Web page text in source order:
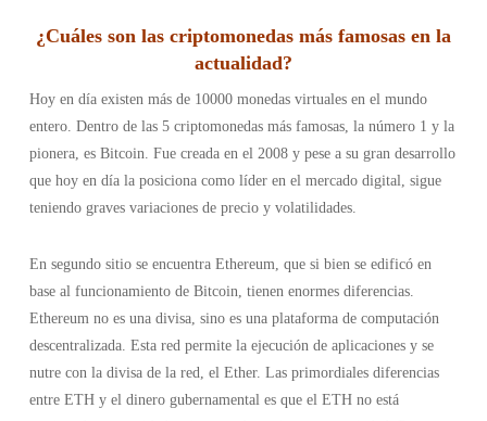
¿Cuáles son las criptomonedas más famosas en la
actualidad?
Hoy en día existen más de 10000 monedas virtuales en el mundo
entero. Dentro de las 5 criptomonedas más famosas, la número 1 y la
pionera, es Bitcoin. Fue creada en el 2008 y pese a su gran desarrollo
que hoy en día la posiciona como líder en el mercado digital, sigue
teniendo graves variaciones de precio y volatilidades.
En segundo sitio se encuentra Ethereum, que si bien se edificó en
base al funcionamiento de Bitcoin, tienen enormes diferencias.
Ethereum no es una divisa, sino es una plataforma de computación
descentralizada. Esta red permite la ejecución de aplicaciones y se
nutre con la divisa de la red, el Ether. Las primordiales diferencias
entre ETH y el dinero gubernamental es que el ETH no está